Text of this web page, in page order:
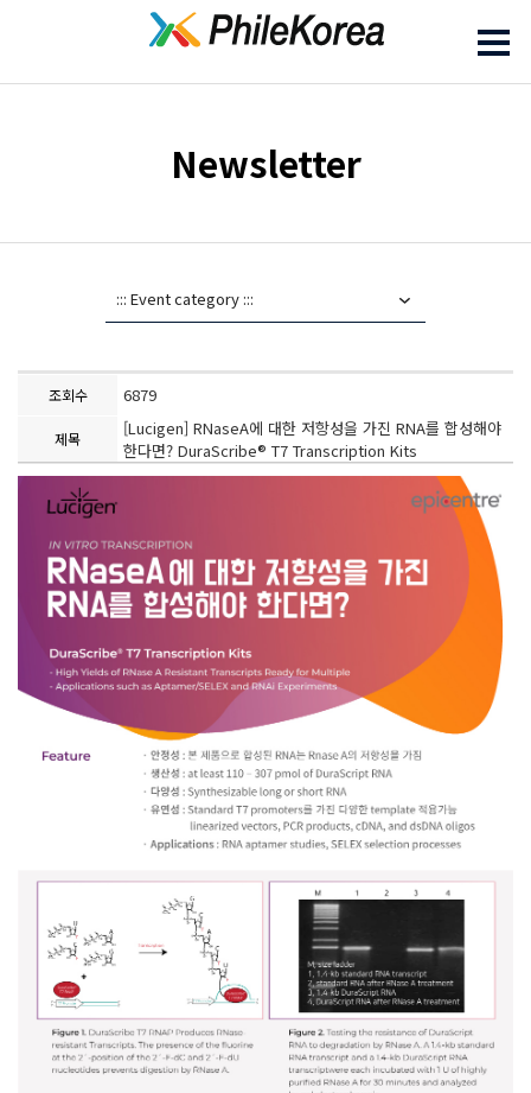
Newsletter
조회수 6879
제목
[Lucigen] RNaseA에 대한 저항성을 가진 RNA를 합성해야
한다면? DuraScribe® T7 Transcription Kits